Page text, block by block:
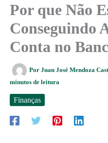
Por que Não
Conseguindo
Conta no
Por Juan José Mendoza
minutos de leitura
Finanças